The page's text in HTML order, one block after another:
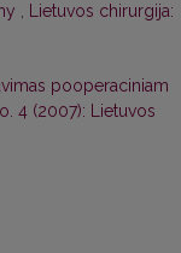
, Lietuvos chirurgija:
pooperaciniam
4 (2007): Lietuvos